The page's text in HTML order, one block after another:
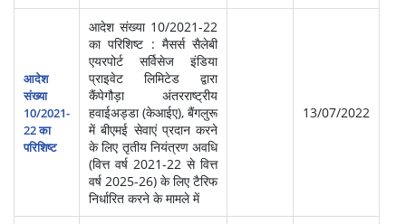
आदेश
संख्‍या
10/2021-
22 का
परिशिष्ट
आदेश संख्‍या 10/2021-22
का परिशिष्ट : मैसर्स सैलेबी
एयरपोर्ट सर्विसेज इंडिया
प्राइवेट लिमिटेड द्वारा
कैंपेगौड़ा अंतरराष्ट्रीय
हवाईअड्डा (केआईए), बैंगलुरू
में बीएमई सेवाएं प्रदान करने
के लिए तृतीय नियंत्रण अवधि
(वित्त वर्ष 2021-22 से वित्त
वर्ष 2025-26) के लिए टैरिफ
निर्धारित करने के मामले में
13/07/2022